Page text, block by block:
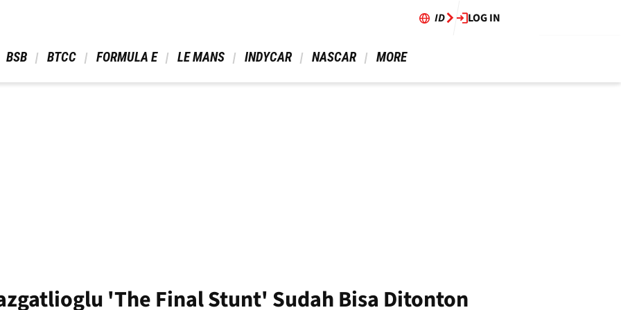
ID LOG IN
BSB BTCC FORMULA E LE MANS INDYCAR NASCAR MORE
'The Final Stunt' Sudah Bisa Ditonton